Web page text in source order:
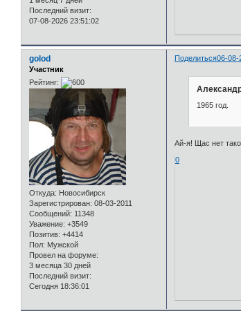
Последний визит:
07-08-2026 23:51:02
Поделиться06-08-
golod
Участник
Рейтинг:
Откуда: Новосибирск
Зарегистрирован: 08-03-2011
Сообщений: 11348
Уважение: +3549
Позитив: +4414
Пол: Мужской
Провел на форуме:
3 месяца 30 дней
Последний визит:
Сегодня 18:36:01
1965 год.
Ай-я! Щас нет
0